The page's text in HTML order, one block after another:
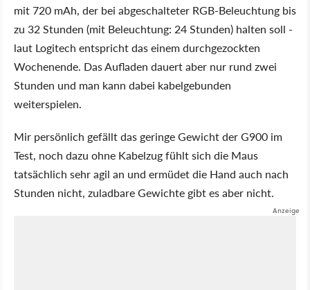
mit 720 mAh, der bei abgeschalteter RGB-Beleuchtung bis
zu 32 Stunden (mit Beleuchtung: 24 Stunden) halten soll -
laut Logitech entspricht das einem durchgezockten
Wochenende. Das Aufladen dauert aber nur rund zwei
Stunden und man kann dabei kabelgebunden
weiterspielen.
Mir persönlich gefällt das geringe Gewicht der G900 im
Test, noch dazu ohne Kabelzug fühlt sich die Maus
tatsächlich sehr agil an und ermüdet die Hand auch nach
Stunden nicht, zuladbare Gewichte gibt es aber nicht.